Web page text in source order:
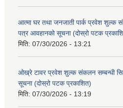
आत्मा घर तथा जनजाती पार्क प्रवेश शुल्क
पत्र आवहानको सूचना (दोस्रो पटक
मिति: 07/30/2026 - 13:21
ओख्रे टावर प्रवेश शुल्क संकलन सम्बन्धी
सूचना (दोस्रो पटक प्रकाशित)
मिति: 07/30/2026 - 13:19